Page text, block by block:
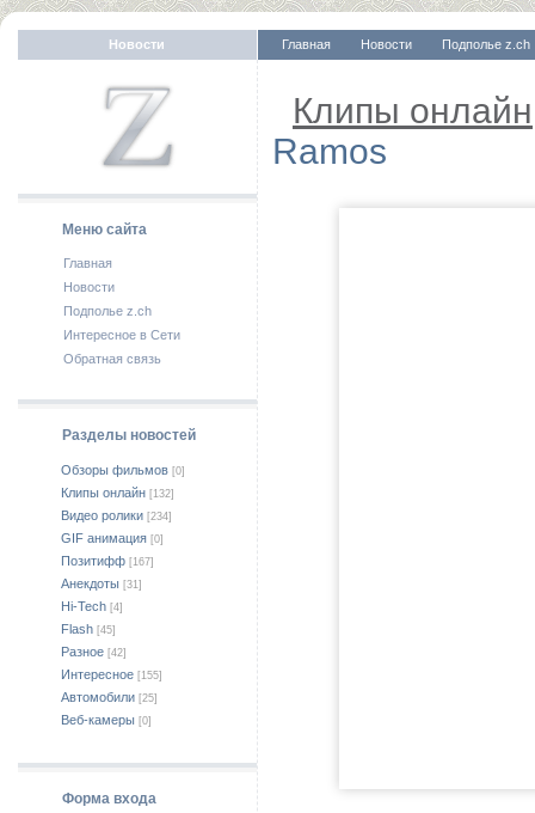
Новости Главная Новости Подполье z.ch
Клипы онлайн
Ramos
Меню сайта
Главная
Новости
Подполье z.ch
Интересное в Сети
Обратная связь
Разделы новостей
Обзоры фильмов [0]
Клипы онлайн [132]
Видео ролики [234]
GIF анимация [0]
Позитифф [167]
Анекдоты [31]
Hi-Tech [4]
Flash [45]
Разное [42]
Интересное [155]
Автомобили [25]
Веб-камеры [0]
Форма входа